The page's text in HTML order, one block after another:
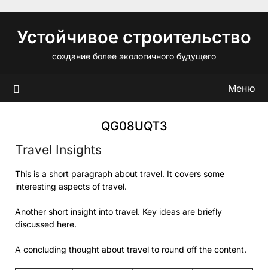
содержимому
Устойчивое строительство
создание более экологичного будущего
Меню
QG08UQT3
Travel Insights
This is a short paragraph about travel. It covers some
interesting aspects of travel.
Another short insight into travel. Key ideas are briefly
discussed here.
A concluding thought about travel to round off the content.